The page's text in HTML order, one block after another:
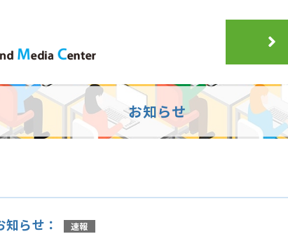
お知らせ
知らせ： 速報